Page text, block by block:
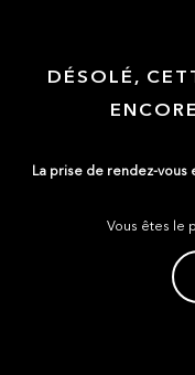
DÉSOLÉ,
La prise de rendez-vous
Vous êtes le